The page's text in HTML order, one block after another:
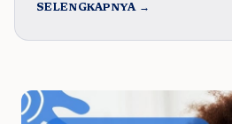
SELENGKAPNYA →